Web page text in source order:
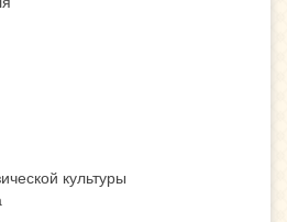
культуры